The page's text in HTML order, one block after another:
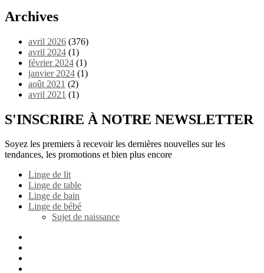
Archives
avril 2026 (376)
avril 2024 (1)
février 2024 (1)
janvier 2024 (1)
août 2021 (2)
avril 2021 (1)
S'INSCRIRE À NOTRE NEWSLETTER
Soyez les premiers à recevoir les dernières nouvelles sur les
tendances, les promotions et bien plus encore
Linge de lit
Linge de table
Linge de bain
Linge de bébé
Sujet de naissance